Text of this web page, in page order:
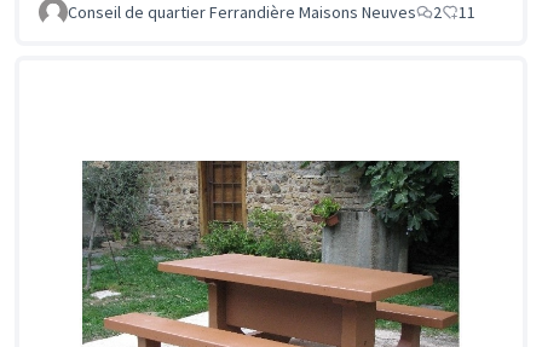
Conseil de quartier Ferrandière Maisons Neuves 2 11